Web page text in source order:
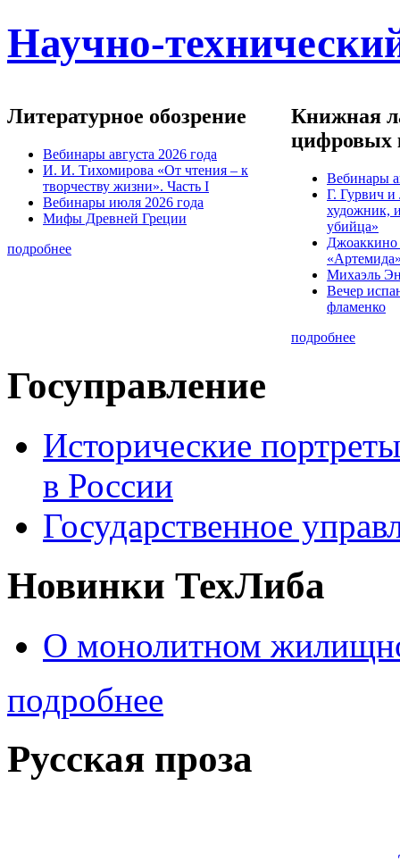
Научно-
Литературное обозрение
Вебинары августа 2026 года
И. И. Тихомирова «От чтения – к
творчеству жизни». Часть I
Вебинары июля 2026 года
Мифы Древней Греции
подробнее
Книжная
цифровых
Вебинары
Г. Гурвич
художник,
убийца»
Михаэль
Вечер
фламенко
подробнее
Госуправление
Исторические
в России
Государственное
Новинки ТехЛиба
О монолитном
подробнее
Русская проза